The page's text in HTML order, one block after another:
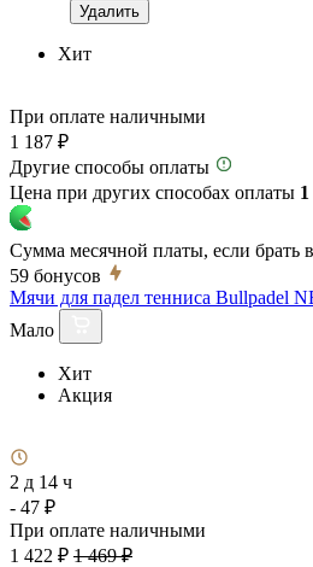
Удалить
Хит
При оплате наличными
1 187 ₽
Другие способы оплаты
Цена при других способах оплаты
Сумма месячной платы, если брать
59 бонусов
Мячи для падел тенниса Bullpadel
Мало
Хит
Акция
2 д 14 ч
- 47 ₽
При оплате наличными
1 422 ₽ 1 469 ₽